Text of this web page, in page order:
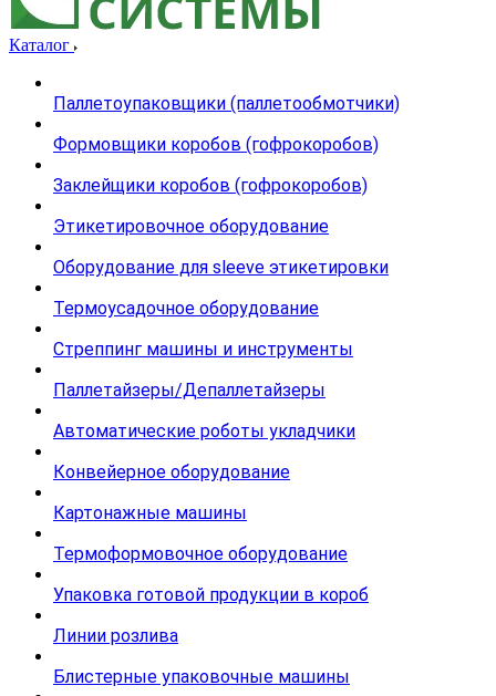
Каталог
Паллетоупаковщики (паллетообмотчики)
Формовщики коробов (гофрокоробов)
Заклейщики коробов (гофрокоробов)
Этикетировочное оборудование
Оборудование для sleeve этикетировки
Термоусадочное оборудование
Стреппинг машины и инструменты
Паллетайзеры/Депаллетайзеры
Автоматические роботы укладчики
Конвейерное оборудование
Картонажные машины
Термоформовочное оборудование
Упаковка готовой продукции в короб
Линии розлива
Блистерные упаковочные машины